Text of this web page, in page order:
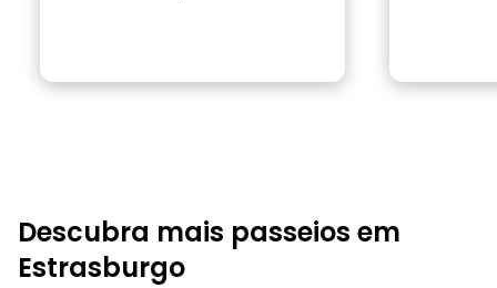
Descubra mais passeios em
Estrasburgo